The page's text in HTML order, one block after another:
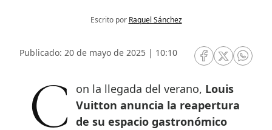
Escrito por Raquel Sánchez
Publicado: 20 de mayo de 2025 | 10:10
RRSS Facebook
RRSSRRSS
Con la llegada del verano, Louis
Vuitton anuncia la reapertura
de su espacio gastronómico